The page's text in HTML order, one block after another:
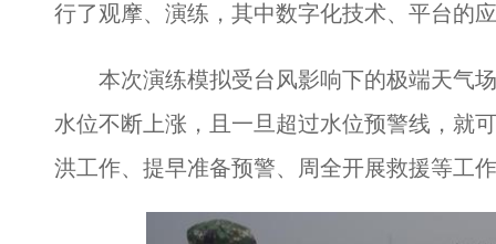
行了观摩、演练，其中数字化技术、平台的
本次演练模拟受台风影响下的极端天气场
水位不断上涨，且一旦超过水位预警线，就
洪工作、提早准备预警、周全开展救援等工